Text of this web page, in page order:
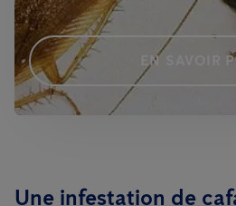
EN SAVOIR
Une infestation de